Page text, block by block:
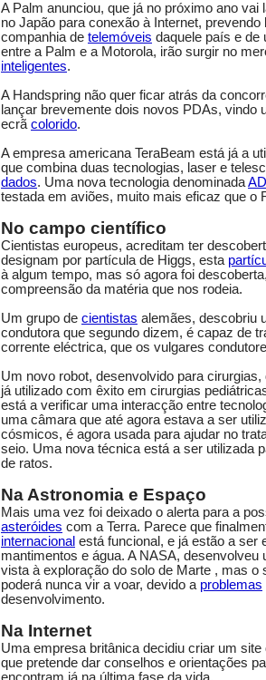
A Palm anunciou, que já no próximo ano vai
no Japão para conexão à Internet,
companhia de telemóveis daquele país e de
entre a Palm e a Motorola, irão surgir no
inteligentes.
A Handspring não quer ficar atrás da
lançar brevemente dois novos PDAs, vindo
ecrã colorido.
A empresa americana TeraBeam está já a
que combina duas tecnologias, laser e
dados. Uma nova tecnologia denominada
testada em aviões, muito mais eficaz que o
No campo científico
Cientistas europeus, acreditam ter
designam por partícula de Higgs, esta
à algum tempo, mas só agora foi
compreensão da matéria que nos rodeia.
Um grupo de cientistas alemães, descobriu
condutora que segundo dizem, é capaz de
corrente eléctrica, que os vulgares
Um novo robot, desenvolvido para
já utilizado com êxito em cirurgias
está a verificar uma interacção entre
uma câmara que até agora estava a ser
cósmicos, é agora usada para ajudar no
seio. Uma nova técnica está a ser utilizada
de ratos.
Na Astronomia e Espaço
Mais uma vez foi deixado o alerta para a
asteróides com a Terra. Parece que
internacional está funcional, e já estão a ser
mantimentos e água. A NASA, desenvolveu
vista à exploração do solo de Marte , mas o
poderá nunca vir a voar, devido a problemas
desenvolvimento.
Na Internet
Uma empresa britânica decidiu criar um
que pretende dar conselhos e orientações